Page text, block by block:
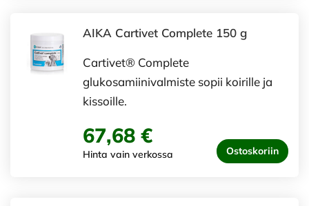
AIKA Cartivet Complete 150 g
Cartivet® Complete
glukosamiinivalmiste sopii koirille ja
kissoille.
67,68 €
Hinta vain verkossa Ostoskoriin